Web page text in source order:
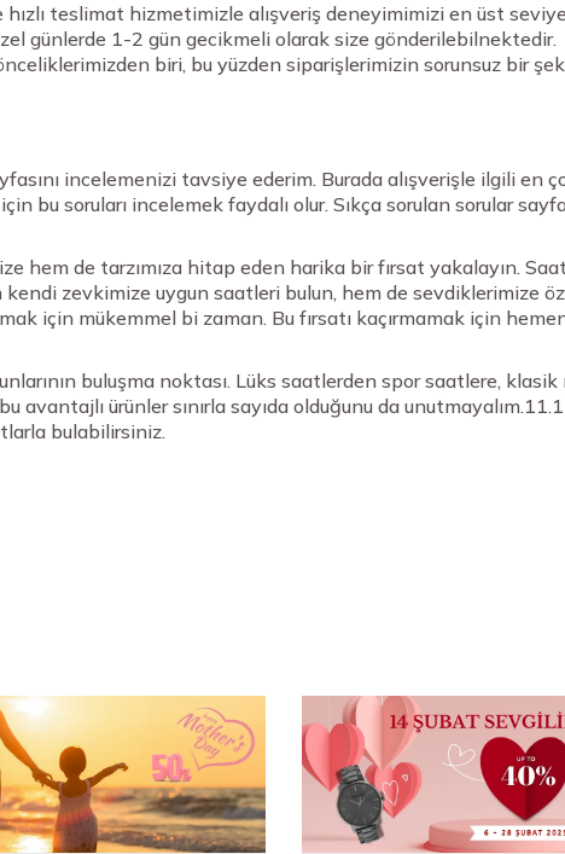
teslimat hizmetimizle alışveriş deneyimimizi en üst
günlerde 1-2 gün gecikmeli olarak size
biri, bu yüzden siparişlerimizin sorunsuz bir
incelemenizi tavsiye ederim. Burada alışverişle ilgili en
bu soruları incelemek faydalı olur. Sıkça sorulan sorular
hem de tarzımıza hitap eden harika bir fırsat yakalayın.
zevkimize uygun saatleri bulun, hem de sevdiklerimize
için mükemmel bi zaman. Bu fırsatı kaçırmamak için
buluşma noktası. Lüks saatlerden spor saatlere,
ürünler sınırla sayıda olduğunu da
bulabilirsiniz.